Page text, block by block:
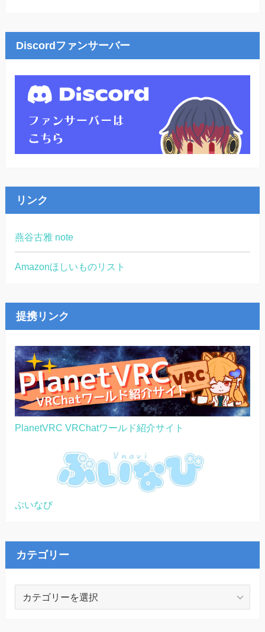
Discordファンサーバー
リンク
燕谷古雅 note
Amazonほしいものリスト
提携リンク
PlanetVRC VRChatワールド紹介サイト
ぶいなび
カテゴリー